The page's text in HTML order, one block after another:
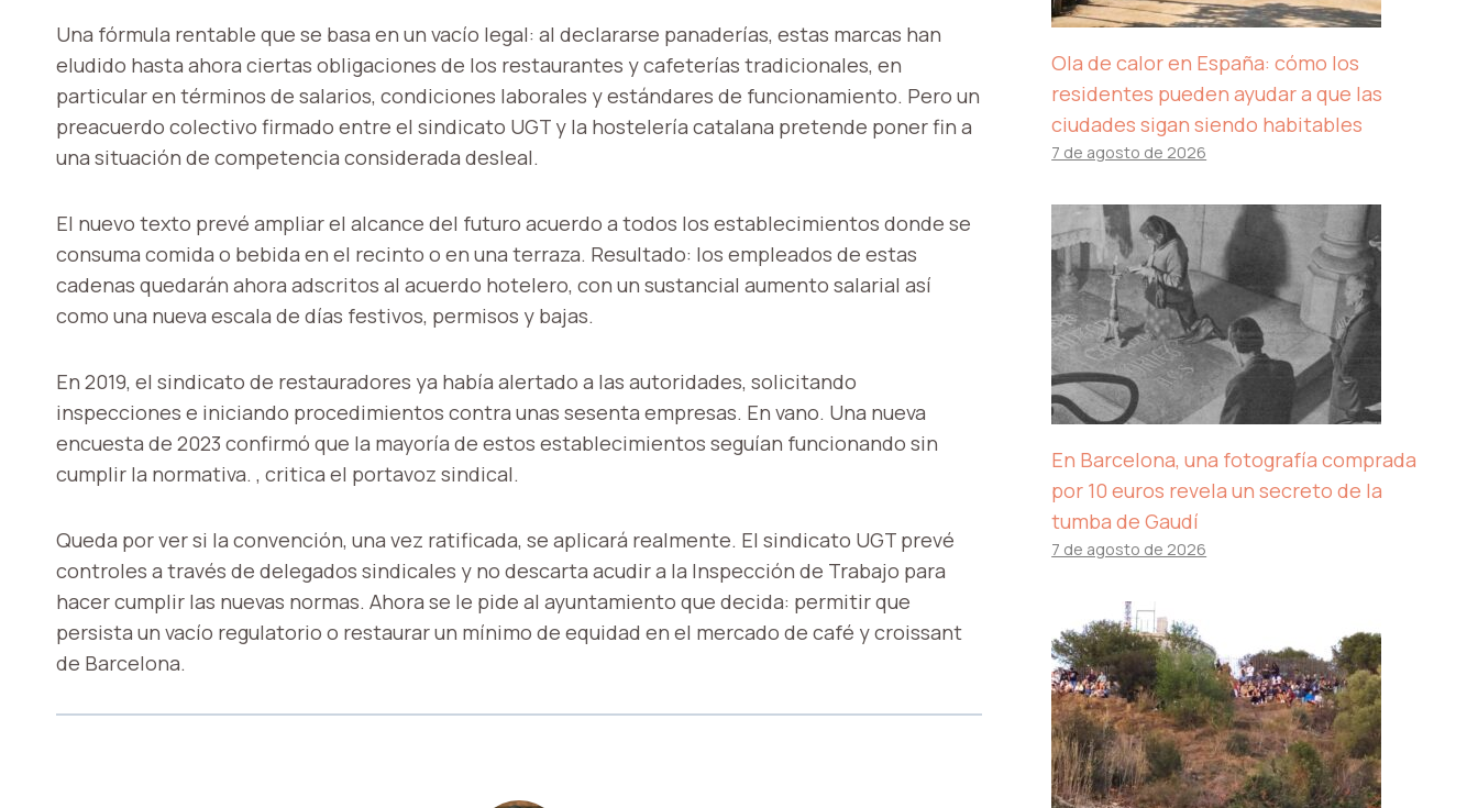
Una fórmula rentable que se basa en un vacío legal: al declararse panaderías, estas marcas han
eludido hasta ahora ciertas obligaciones de los restaurantes y cafeterías tradicionales, en
particular en términos de salarios, condiciones laborales y estándares de funcionamiento. Pero un
preacuerdo colectivo firmado entre el sindicato UGT y la hostelería catalana pretende poner fin a
una situación de competencia considerada desleal.
El nuevo texto prevé ampliar el alcance del futuro acuerdo a todos los establecimientos donde se
consuma comida o bebida en el recinto o en una terraza. Resultado: los empleados de estas
cadenas quedarán ahora adscritos al acuerdo hotelero, con un sustancial aumento salarial así
como una nueva escala de días festivos, permisos y bajas.
En 2019, el sindicato de restauradores ya había alertado a las autoridades, solicitando
inspecciones e iniciando procedimientos contra unas sesenta empresas. En vano. Una nueva
encuesta de 2023 confirmó que la mayoría de estos establecimientos seguían funcionando sin
cumplir la normativa. , critica el portavoz sindical.
Queda por ver si la convención, una vez ratificada, se aplicará realmente. El sindicato UGT prevé
controles a través de delegados sindicales y no descarta acudir a la Inspección de Trabajo para
hacer cumplir las nuevas normas. Ahora se le pide al ayuntamiento que decida: permitir que
persista un vacío regulatorio o restaurar un mínimo de equidad en el mercado de café y croissant
de Barcelona.
Ola de calor en España: cómo los
residentes pueden ayudar a que las
ciudades sigan siendo habitables
7 de agosto de 2026
En Barcelona, ​​una fotografía comprada
por 10 euros revela un secreto de la
tumba de Gaudí
7 de agosto de 2026